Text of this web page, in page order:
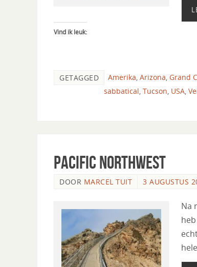
Vind ik leuk:
GETAGGED Amerika Arizona Grand
sabbatical Tucson USA
Pacific Northwest
DOOR MARCEL TUIT 3 AUGUSTUS
Na